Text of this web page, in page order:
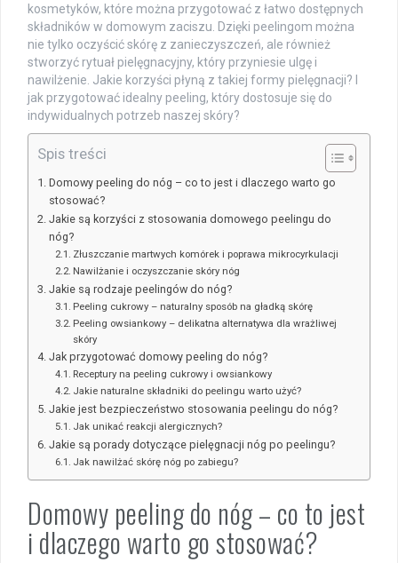
kosmetyków, które można przygotować z łatwo dostępnych
składników w domowym zaciszu. Dzięki peelingom można
nie tylko oczyścić skórę z zanieczyszczeń, ale również
stworzyć rytuał pielęgnacyjny, który przyniesie ulgę i
nawilżenie. Jakie korzyści płyną z takiej formy pielęgnacji? I
jak przygotować idealny peeling, który dostosuje się do
indywidualnych potrzeb naszej skóry?
Spis treści
Domowy peeling do nóg – co to jest i dlaczego warto go
stosować?
Jakie są korzyści z stosowania domowego peelingu do
nóg?
Złuszczanie martwych komórek i poprawa mikrocyrkulacji
Nawilżanie i oczyszczanie skóry nóg
Jakie są rodzaje peelingów do nóg?
Peeling cukrowy – naturalny sposób na gładką skórę
Peeling owsiankowy – delikatna alternatywa dla wrażliwej
skóry
Jak przygotować domowy peeling do nóg?
Receptury na peeling cukrowy i owsiankowy
Jakie naturalne składniki do peelingu warto użyć?
Jakie jest bezpieczeństwo stosowania peelingu do nóg?
Jak unikać reakcji alergicznych?
Jakie są porady dotyczące pielęgnacji nóg po peelingu?
Jak nawilżać skórę nóg po zabiegu?
Domowy peeling do nóg – co to jest
i dlaczego warto go stosować?